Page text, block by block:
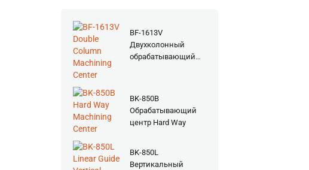
BF-1613V
Двухколонный
обрабатывающий
BK-850B
Обрабатывающий
центр Hard Way
BK-850L
Вертикальный